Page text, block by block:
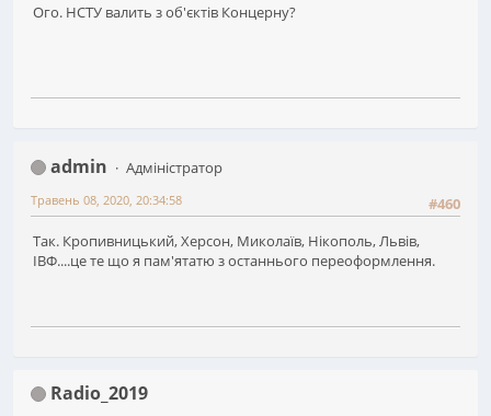
Ого. НСТУ валить з об'єктів Концерну?
admin
Адміністратор
#460
Травень 08, 2020, 20:34:58
Так. Кропивницький, Херсон, Миколаїв, Нікополь, Львів,
ІВФ....це те що я пам'ятатю з останнього переоформлення.
Radio_2019